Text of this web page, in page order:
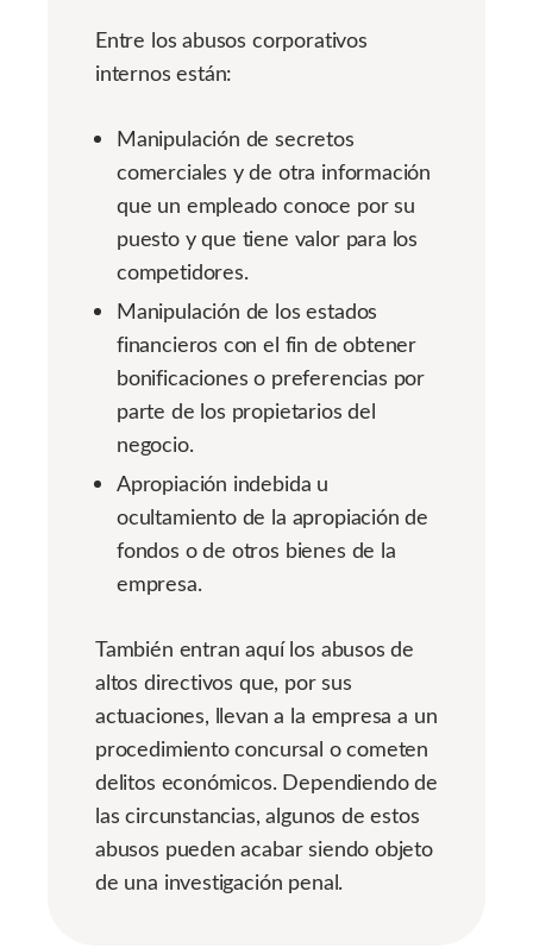
Entre los abusos corporativos
internos están:
Manipulación de secretos
comerciales y de otra información
que un empleado conoce por su
puesto y que tiene valor para los
competidores.
Manipulación de los estados
financieros con el fin de obtener
bonificaciones o preferencias por
parte de los propietarios del
negocio.
Apropiación indebida u
ocultamiento de la apropiación de
fondos o de otros bienes de la
empresa.
También entran aquí los abusos de
altos directivos que, por sus
actuaciones, llevan a la empresa a un
procedimiento concursal o cometen
delitos económicos. Dependiendo de
las circunstancias, algunos de estos
abusos pueden acabar siendo objeto
de una investigación penal.